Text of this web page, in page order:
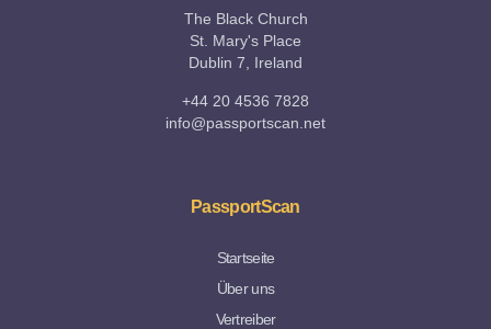
The Black Church
St. Mary's Place
Dublin 7, Ireland
+44 20 4536 7828
info@passportscan.net
PassportScan
Startseite
Über uns
Vertreiber